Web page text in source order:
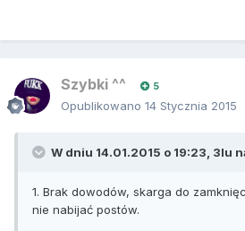
Szybki ^^ 5
Opublikowano 14 Stycznia 2015
W dniu 14.01.2015 o 19:23, 3lu
1. Brak dowodów, skarga do
nie nabijać postów.